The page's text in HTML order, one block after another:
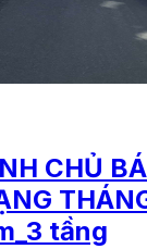
CHỦ
tầng